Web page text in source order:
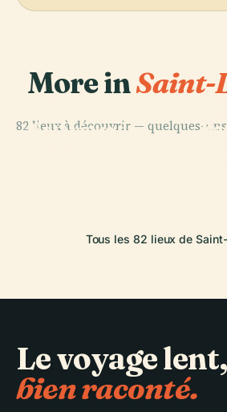
More inSaint-
82 lieux à découvrir — quelques-uns
PLACE
Botanique du
Tous les 82 lieux de
Le voyage lent,
bien raconté.